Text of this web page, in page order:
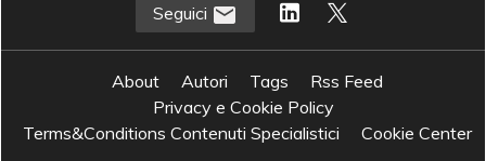
Seguici
About Autori Tags
Rss Feed
Privacy e Cookie Policy
Terms&Conditions Contenuti Specialistici
Cookie Center